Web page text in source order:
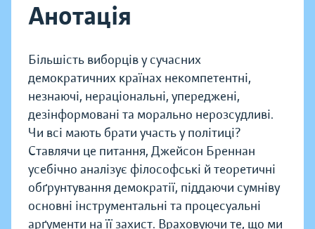
Анотація
Більшість виборців у сучасних
демократичних країнах некомпетентні,
незнаючі, нераціональні, упереджені,
дезінформовані та морально нерозсудливі.
Чи всі мають брати участь у політиці?
Ставлячи це питання, Джейсон Бреннан
усебічно аналізує філософські й теоретичні
обґрунтування демократії, піддаючи сумніву
основні інструментальні та процесуальні
арґументи на її захист. Враховуючи те, що ми